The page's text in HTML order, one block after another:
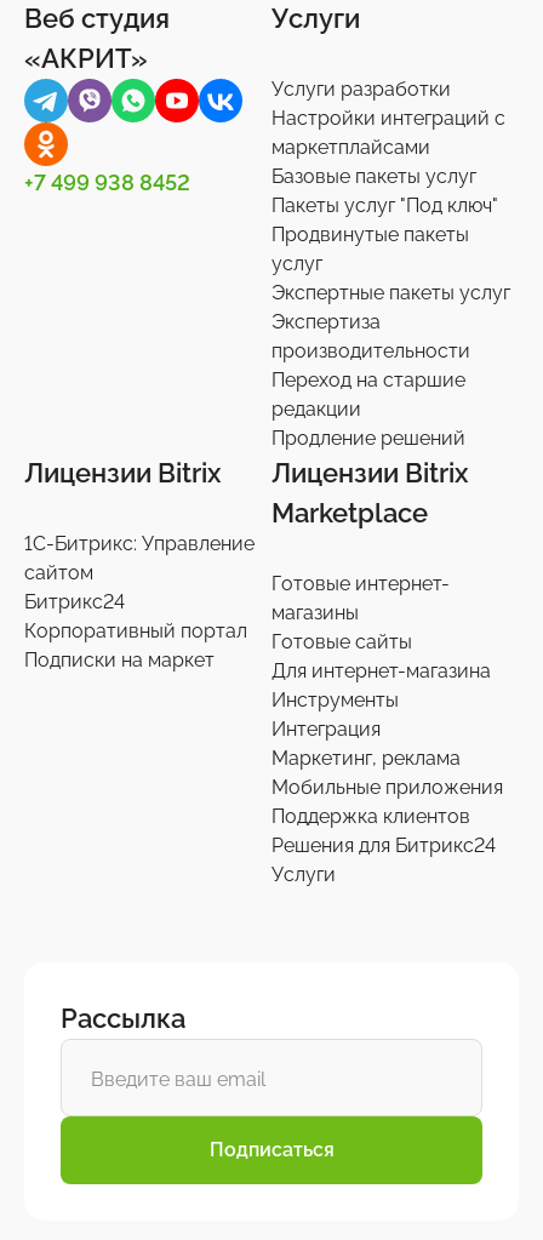
Веб студия
«АКРИТ»
+7 499 938 8452
Услуги
Услуги разработки
Настройки интеграций с
маркетплайсами
Базовые пакеты услуг
Пакеты услуг "Под ключ"
Продвинутые пакеты
услуг
Экспертные пакеты услуг
Экспертиза
производительности
Переход на старшие
редакции
Продление решений
Лицензии Bitrix
1С-Битрикс: Управление
сайтом
Битрикс24
Корпоративный портал
Подписки на маркет
Лицензии Bitrix
Marketplace
Готовые интернет-
магазины
Готовые сайты
Для интернет-магазина
Инструменты
Интеграция
Маркетинг, реклама
Мобильные приложения
Поддержка клиентов
Решения для Битрикс24
Услуги
Рассылка
Подписаться